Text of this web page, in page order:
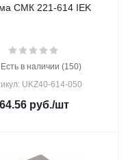
СМК 221-614 IEK
Есть в наличии (150)
UKZ40-614-050
64.56руб./шт